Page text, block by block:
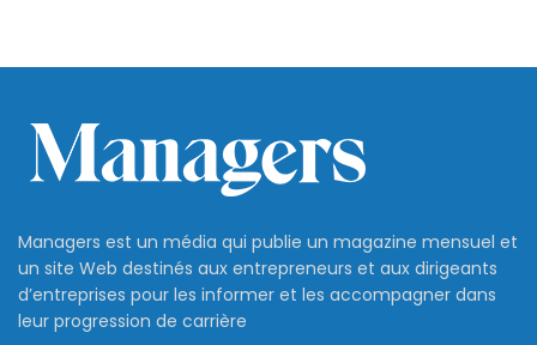
Managers est un média qui publie un magazine mensuel et
un site Web destinés aux entrepreneurs et aux dirigeants
d’entreprises pour les informer et les accompagner dans
leur progression de carrière